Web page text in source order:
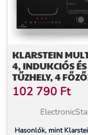
KLARSTEIN
4, INDUKCIÓS
TŰZHELY, 4
2 GÁZÉGŐ, 2
FŐZŐLAP,
102 790 Ft
Hasonlók, mint